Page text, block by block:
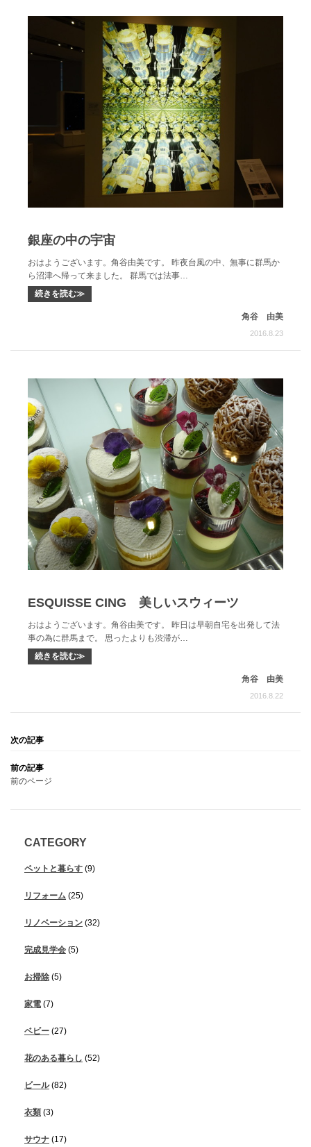
銀座の中の宇宙
おはようございます。角谷由美です。 昨夜台風の中、無事に群馬か
ら沼津へ帰って来ました。 群馬では法事…
続きを読む≫
角谷 由美
2016.8.23
ESQUISSE CING 美しいスウィーツ
おはようございます。角谷由美です。 昨日は早朝自宅を出発して法
事の為に群馬まで。 思ったよりも渋滞が…
続きを読む≫
角谷 由美
2016.8.22
前のページ
CATEGORY
ペットと暮らす (9)
リフォーム (25)
リノベーション (32)
完成見学会 (5)
お掃除 (5)
家電 (7)
ベビー (27)
花のある暮らし (52)
ビール(82)
衣類 (3)
サウナ (17)